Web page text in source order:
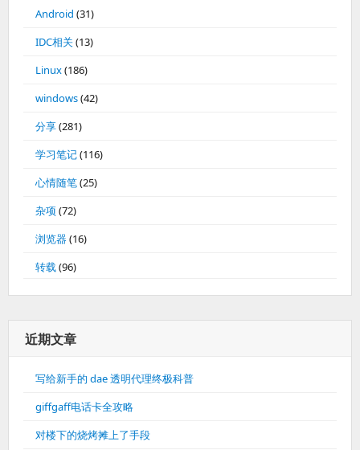
Android (31)
IDC相关(13)
Linux(186)
windows(42)
分享(281)
学习笔记(116)
心情随笔(25)
杂项 (72)
浏览器(16)
转载(96)
近期文章
写给新手的 dae 透明代理终极科普
giffgaff电话卡全攻略
对楼下的烧烤摊上了手段